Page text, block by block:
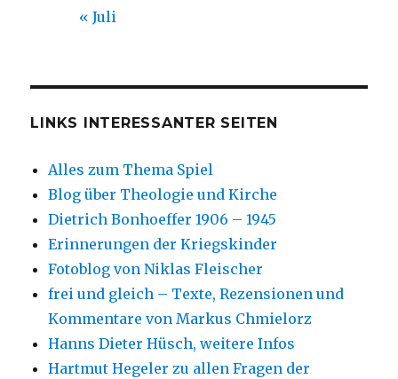
« Juli
LINKS INTERESSANTER SEITEN
Alles zum Thema Spiel
Blog über Theologie und Kirche
Dietrich Bonhoeffer 1906 – 1945
Erinnerungen der Kriegskinder
Fotoblog von Niklas Fleischer
frei und gleich – Texte, Rezensionen und
Kommentare von Markus Chmielorz
Hanns Dieter Hüsch, weitere Infos
Hartmut Hegeler zu allen Fragen der